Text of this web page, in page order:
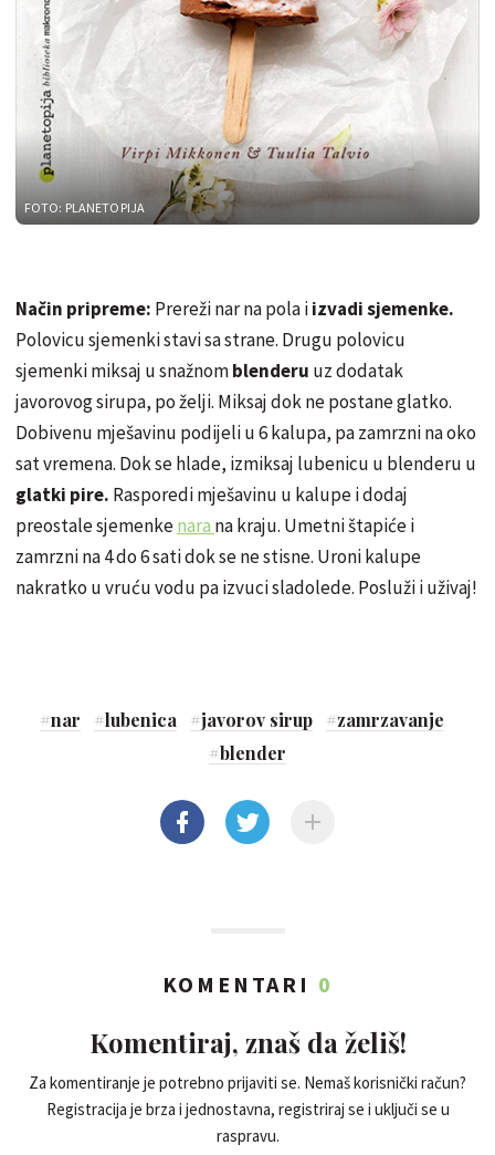
FOTO: PLANETOPIJA
Način pripreme: Prereži nar na pola iizvadi sjemenke.
Polovicu sjemenki stavi sa strane. Drugu polovicu
sjemenki miksaj u snažnomblenderu uz dodatak
javorovog sirupa, po želji. Miksaj dok ne postane glatko.
Dobivenu mješavinu podijeli u 6 kalupa, pa zamrzni na oko
sat vremena. Dok se hlade, izmiksaj lubenicu u blenderu u
glatki pire. Rasporedi mješavinu u kalupe i dodaj
preostale sjemenkenara na kraju. Umetni štapiće i
zamrzni na 4 do 6 sati dok se ne stisne. Uroni kalupe
nakratko u vruću vodu pa izvuci sladolede. Posluži i uživaj!
#nar #lubenica #javorov sirup #zamrzavanje
#blender
KOMENTARI 0
Komentiraj, znaš da želiš!
Za komentiranje je potrebno prijaviti se. Nemaš korisnički račun?
Registracija je brza i jednostavna, registriraj se i uključi se u
raspravu.